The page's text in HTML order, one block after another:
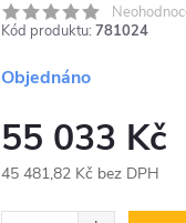
Kód produktu: 781024
Objednáno
55 033 Kč
45 481,82 Kč bez DPH